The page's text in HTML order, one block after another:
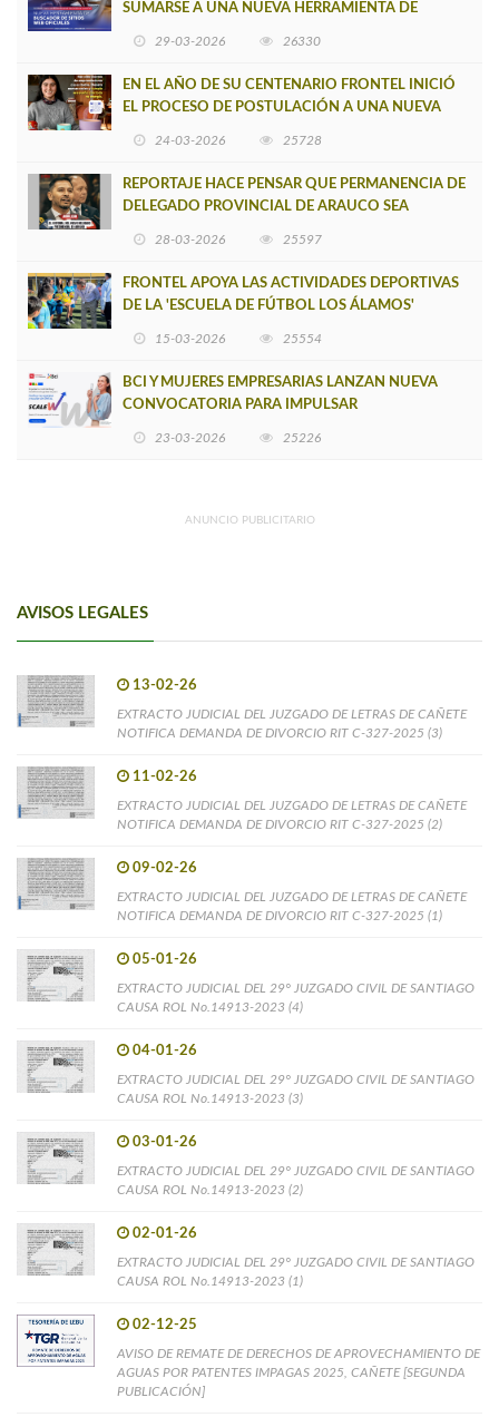
SUMARSE A UNA NUEVA HERRAMIENTA DE
29-03-2026 26330
EN EL AÑO DE SU CENTENARIO FRONTEL INICIÓ
EL PROCESO DE POSTULACIÓN A UNA NUEVA
24-03-2026 25728
REPORTAJE HACE PENSAR QUE PERMANENCIA DE
DELEGADO PROVINCIAL DE ARAUCO SEA
28-03-2026 25597
FRONTEL APOYA LAS ACTIVIDADES DEPORTIVAS
DE LA 'ESCUELA DE FÚTBOL LOS ÁLAMOS'
15-03-2026 25554
BCI Y MUJERES EMPRESARIAS LANZAN NUEVA
CONVOCATORIA PARA IMPULSAR
23-03-2026 25226
ANUNCIO PUBLICITARIO
AVISOS LEGALES
13-02-26
EXTRACTO JUDICIAL DEL JUZGADO DE LETRAS DE CAÑETE
NOTIFICA DEMANDA DE DIVORCIO RIT C-327-2025 (3)
11-02-26
EXTRACTO JUDICIAL DEL JUZGADO DE LETRAS DE CAÑETE
NOTIFICA DEMANDA DE DIVORCIO RIT C-327-2025 (2)
09-02-26
EXTRACTO JUDICIAL DEL JUZGADO DE LETRAS DE CAÑETE
NOTIFICA DEMANDA DE DIVORCIO RIT C-327-2025 (1)
05-01-26
EXTRACTO JUDICIAL DEL 29° JUZGADO CIVIL DE SANTIAGO
CAUSA ROL No.14913-2023 (4)
04-01-26
EXTRACTO JUDICIAL DEL 29° JUZGADO CIVIL DE SANTIAGO
CAUSA ROL No.14913-2023 (3)
03-01-26
EXTRACTO JUDICIAL DEL 29° JUZGADO CIVIL DE SANTIAGO
CAUSA ROL No.14913-2023 (2)
02-01-26
EXTRACTO JUDICIAL DEL 29° JUZGADO CIVIL DE SANTIAGO
CAUSA ROL No.14913-2023 (1)
02-12-25
AVISO DE REMATE DE DERECHOS DE APROVECHAMIENTO DE
AGUAS POR PATENTES IMPAGAS 2025, CAÑETE [SEGUNDA
PUBLICACIÓN]